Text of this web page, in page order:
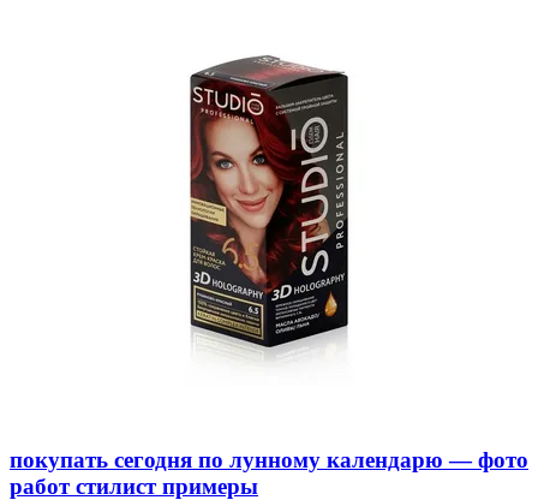
покупать сегодня по лунному календарю — фото
работ стилист примеры